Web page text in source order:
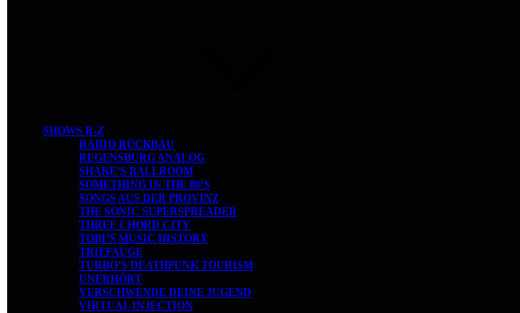
SHOWS R-Z
RADIO RÜCKBAU
REGENSBURG ANALOG
SHAKE’S BALLROOM
SOMETHING IN THE 80’S
SONGS AUS DER PROVINZ
THE SONIC SUPERSPREADER
THREE CHORD CITY
TOBI’S MUSIC HISTORY
TRIEFAUGE
TURBO’S DEATHPUNK TOURISM
UNERHÖRT
VERSCHWENDE DEINE JUGEND
VIRTUAL INJECTION